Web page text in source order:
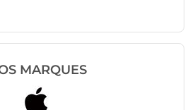
MARQUES